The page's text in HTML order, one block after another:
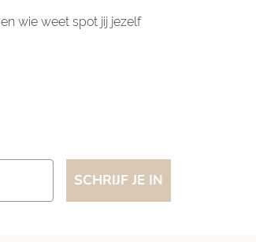
en wie weet spot jij jezelf
SCHRIJF JE IN